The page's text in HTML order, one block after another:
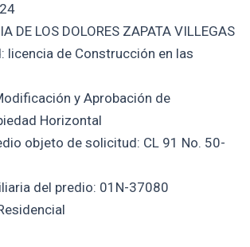
DE LOS DOLORES ZAPATA VILLEGAS
licencia de Construcción en las
y Aprobación de
Horizontal
objeto de solicitud: CL 91 No. 50-
del predio: 01N-37080